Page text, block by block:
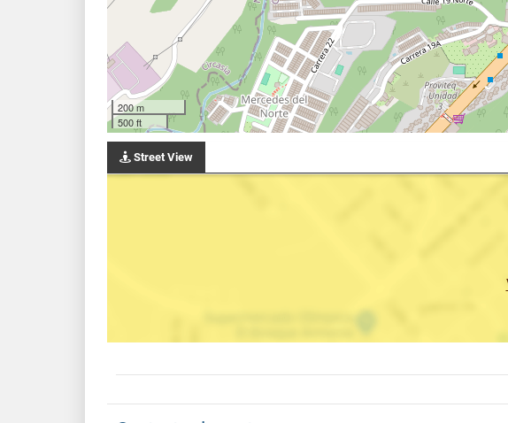
200 m
500 ft
Street View